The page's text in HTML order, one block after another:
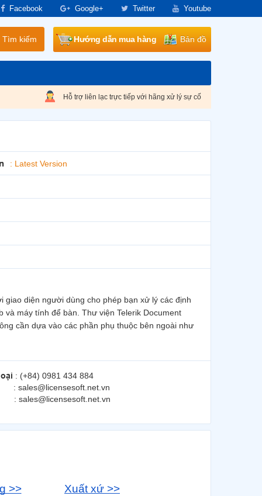
Facebook Google+ Twitter Youtube
Tìm kiếm Hướng dẫn mua hàng Bản đồ
Hỗ trợ liên lạc trực tiếp với hãng xử lý sự cố
: Latest Version
giao diện người dùng cho phép bạn xử lý các định
máy tính để bàn. Thư viện Telerik Document
cần dựa vào các phần phụ thuộc bên ngoài như
: (+84) 0981 434 884
: sales@licensesoft.net.vn
: sales@licensesoft.net.vn
>> Xuất xứ >>